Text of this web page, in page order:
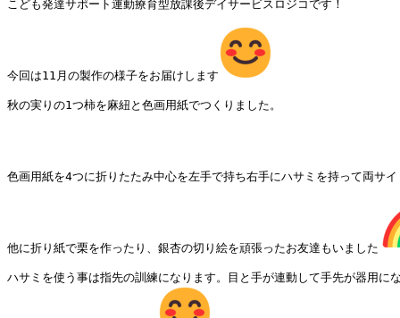
こども発達サポート運動療育型放課後デイサービスロジコです！
今回は11月の製作の様子をお届けします
秋の実りの1つ柿を麻紐と色画用紙でつくりました。
色画用紙を4つに折りたたみ中心を左手で持ち右手にハサミを持って両サ
他に折り紙で栗を作ったり、銀杏の切り絵を頑張ったお友達もいました
ハサミを使う事は指先の訓練になります。目と手が連動して手先が器用に